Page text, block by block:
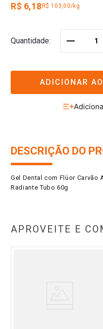
R$ 6,18 R$ 103,00/kg
Quantidade
ADICIONAR
DESCRIÇÃO DO
Gel Dental com Flúor Carvão
Radiante Tubo 60g
APROVEITE E